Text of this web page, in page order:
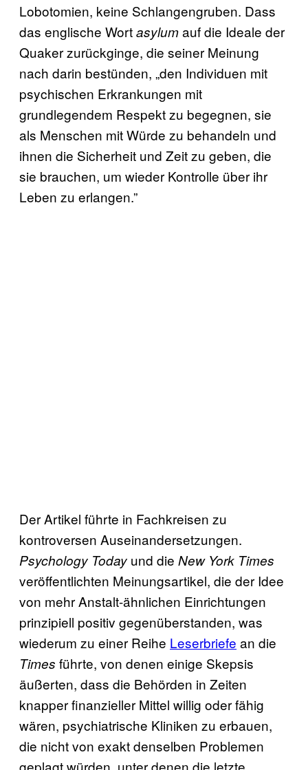
Lobotomien, keine Schlangengruben. Dass
das englische Wortasylumauf die Ideale der
Quaker zurückginge, die seiner Meinung
nach darin bestünden, „den Individuen mit
psychischen Erkrankungen mit
grundlegendem Respekt zu begegnen, sie
als Menschen mit Würde zu behandeln und
ihnen die Sicherheit und Zeit zu geben, die
sie brauchen, um wieder Kontrolle über ihr
Leben zu erlangen.”
Der Artikel führte in Fachkreisen zu
kontroversen Auseinandersetzungen.
Psychology Today und die New York Times
veröffentlichten Meinungsartikel, die der Idee
von mehr Anstalt-ähnlichen Einrichtungen
prinzipiell positiv gegenüberstanden, was
wiederum zu einer Reihe Leserbriefe an die
Times führte, von denen einige Skepsis
äußerten, dass die Behörden in Zeiten
knapper finanzieller Mittel willig oder fähig
wären, psychiatrische Kliniken zu erbauen,
die nicht von exakt denselben Problemen
geplagt würden, unter denen die letzte